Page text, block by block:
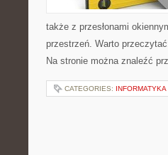
także z przesłonami
przestrzeń. Warto
Na stronie można znaleźć
CATEGORIES: INFORMATYKA